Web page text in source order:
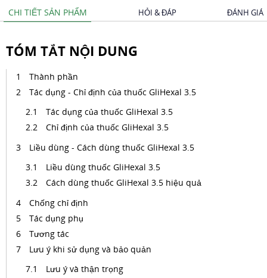
CHI TIẾT SẢN PHẨM HỎI & ĐÁP ĐÁNH GIÁ
TÓM TẮT NỘI DUNG
Thành phần
Tác dụng - Chỉ định của thuốc GliHexal 3.5
Tác dụng của thuốc GliHexal 3.5
Chỉ định của thuốc GliHexal 3.5
Liều dùng - Cách dùng thuốc GliHexal 3.5
Liều dùng thuốc GliHexal 3.5
Cách dùng thuốc GliHexal 3.5 hiệu quả
Chống chỉ định
Tác dụng phụ
Tương tác
Lưu ý khi sử dụng và bảo quản
Lưu ý và thận trọng